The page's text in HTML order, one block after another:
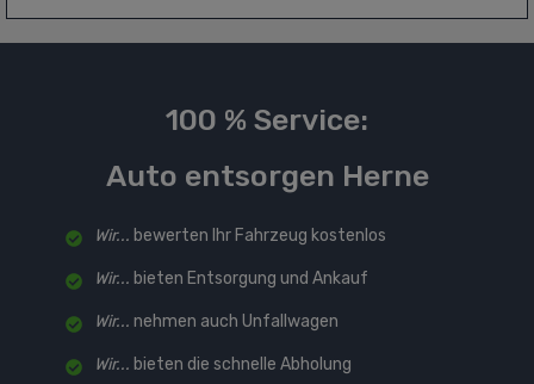
100 % Service:
Auto entsorgen Herne
Wir... bewerten Ihr Fahrzeug kostenlos
Wir... bieten Entsorgung und Ankauf
Wir... nehmen auch Unfallwagen
Wir... bieten die schnelle Abholung